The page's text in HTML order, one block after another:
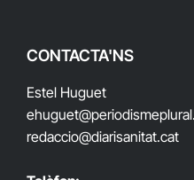
CONTACTA'NS
Estel Huguet
ehuguet
redaccio@diarisanitat.cat